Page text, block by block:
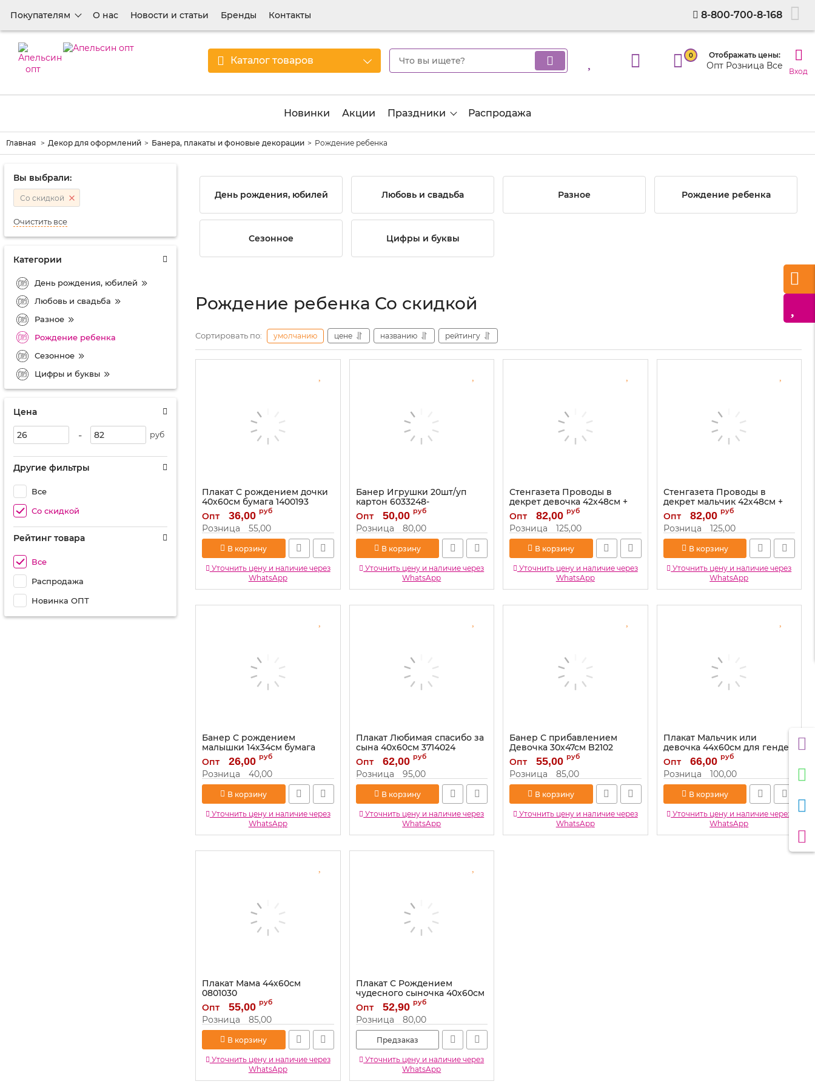
Покупателям О нас Новости и статьи Бренды Контакты 8-800-700-8-168
Каталог товаров 0 Отображать цены:
Опт Розница Все Вход
Новинки Акции Праздники Распродажа
Главная Декор для оформлений Банера, плакаты и фоновые декорации Рождение ребенка
Вы выбрали:
Со скидкой
Очистить все
Категории
День рождения, юбилей
Любовь и свадьба
Разное
Рождение ребенка
Сезонное
Цифры и буквы
Цена
- руб
Другие фильтры
Все
Со скидкой
Рейтинг товара
Все
Распродажа
Новинка ОПТ
День рождения, юбилей Любовь и свадьба Разное Рождение ребенка
Сезонное Цифры и буквы
Рождение ребенка Со скидкой
Сортировать по: умолчанию цене названию рейтингу
Плакат С рождением дочки
40х60см бумага 1400193
Артикул: 1400193
Опт 36,00 руб
Розница 55,00
В корзину
Уточнить цену и наличие через
WhatsApp
Банер Игрушки 20шт/уп
картон 6033248-
РАСПРОДАЖА
Артикул: 6033248-РАСПРОДАЖА
Опт 50,00 руб
Розница 80,00
В корзину
Уточнить цену и наличие через
WhatsApp
Стенгазета Проводы в
декрет девочка 42х48см +
наклейки 1305267
Артикул: 1305267
Опт 82,00 руб
Розница 125,00
В корзину
Уточнить цену и наличие через
WhatsApp
Стенгазета Проводы в
декрет мальчик 42х48см +
наклейки 1305268
Артикул: 1305268
Опт 82,00 руб
Розница 125,00
В корзину
Уточнить цену и наличие через
WhatsApp
Банер С рождением
малышки 14х34см бумага
1310383
Артикул: 1310383
Опт 26,00 руб
Розница 40,00
В корзину
Уточнить цену и наличие через
WhatsApp
Плакат Любимая спасибо за
сына 40х60см 3714024
Артикул: 3714024
Опт 62,00 руб
Розница 95,00
В корзину
Уточнить цену и наличие через
WhatsApp
Банер С прибавлением
Девочка 30х47см B2102
Артикул: B2102
Опт 55,00 руб
Розница 85,00
В корзину
Уточнить цену и наличие через
WhatsApp
Плакат Мальчик или
девочка 44х60см для гендер
пати 0801121
Артикул: 0801121
Опт 66,00 руб
Розница 100,00
В корзину
Уточнить цену и наличие через
WhatsApp
Плакат Мама 44х60см
0801030
Артикул: 0801030
Опт 55,00 руб
Розница 85,00
В корзину
Уточнить цену и наличие через
WhatsApp
Плакат С Рождением
чудесного сыночка 40х60см
64.312
Артикул: 64.312
Опт 52,90 руб
Розница 80,00
Предзаказ
Уточнить цену и наличие через
WhatsApp